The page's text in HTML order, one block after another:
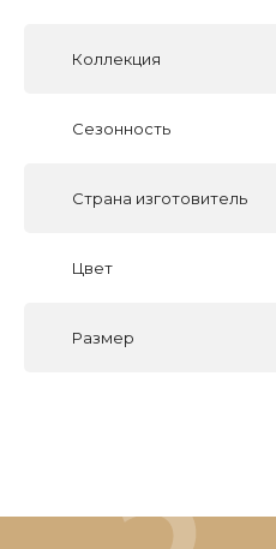
Коллекция
Сезонность
Страна изготовитель
Цвет
Размер